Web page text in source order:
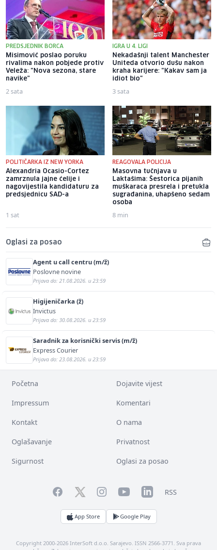
PREDSJEDNIK BORCA
Misimović poslao poruku
rivalima nakon pobjede protiv
Veleža: "Nova sezona, stare
navike"
2 sata
IGRA U 4. LIGI
Nekadašnji talent Manchester
Uniteda otvorio dušu nakon
kraha karijere: "Kakav sam ja
idiot bio"
3 sata
POLITIČARKA IZ NEW YORKA
Alexandria Ocasio-Cortez
zamrznula jajne ćelije i
nagovijestila kandidaturu za
predsjednicu SAD-a
1 sat
REAGOVALA POLICIJA
Masovna tučnjava u
Laktašima: Šestorica pijanih
muškaraca presrela i pretukla
sugrađanina, uhapšeno sedam
osoba
8 min
Oglasi za posao
Agent u call centru (m/ž)
Poslovne novine
Prijava do: 21.08.2026. u 23:59
Higijeničarka (ž)
Invictus
Prijava do: 30.08.2026. u 23:59
Saradnik za korisnički servis (m/ž)
Express Courier
Prijava do: 23.08.2026. u 23:59
Početna Dojavite vijest
Impressum Komentari
Kontakt O nama
Oglašavanje Privatnost
Sigurnost Oglasi za posao
FacebookTwitterInstagramYouTubeLinkedInRSS
App Store Google Play
Copyright 2000-2026 InterSoft d.o.o. Sarajevo. ISSN 2566-3771. Sva prava